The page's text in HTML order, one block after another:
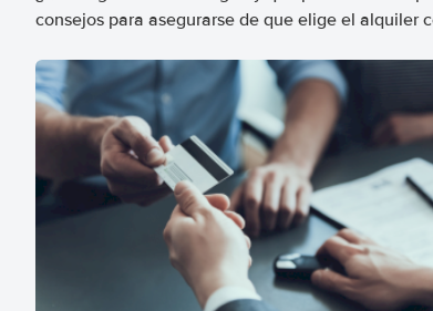
consejos para asegurarse de que elige el alquiler